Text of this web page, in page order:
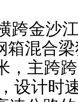
跨金沙
箱混合
，主跨
设计时